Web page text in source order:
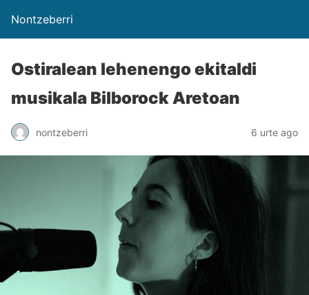
Nontzeberri
Ostiralean lehenengo ekitaldi
musikala Bilborock Aretoan
nontzeberri 6 urte ago